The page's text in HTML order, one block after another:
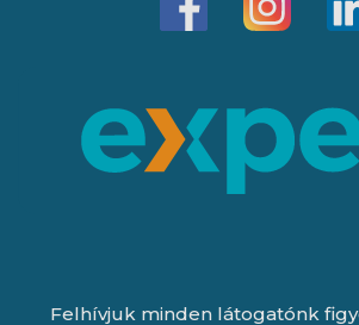
Felhívjuk minden látogatónk